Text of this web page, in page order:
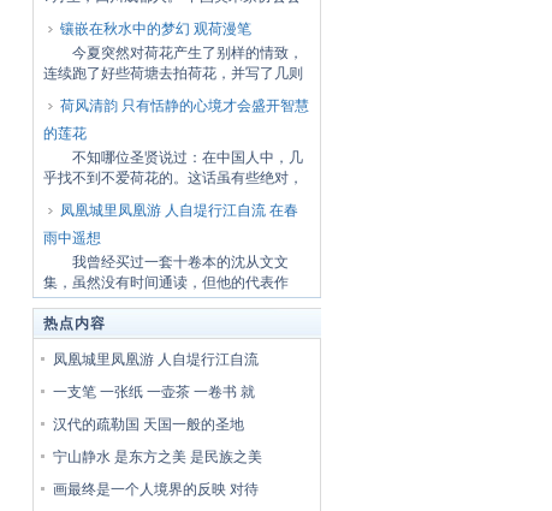
镶嵌在秋水中的梦幻 观荷漫笔
今夏突然对荷花产生了别样的情致，
连续跑了好些荷塘去拍荷花，并写了几则
荷风清韵 只有恬静的心境才会盛开智慧
的莲花
不知哪位圣贤说过：在中国人中，几
乎找不到不爱荷花的。这话虽有些绝对，
凤凰城里凤凰游 人自堤行江自流 在春
雨中遥想
我曾经买过一套十卷本的沈从文文
集，虽然没有时间通读，但他的代表作
《柏子》、《...
热点内容
凤凰城里凤凰游 人自堤行江自流
一支笔 一张纸 一壶茶 一卷书 就
汉代的疏勒国 天国一般的圣地
宁山静水 是东方之美 是民族之美
画最终是一个人境界的反映 对待